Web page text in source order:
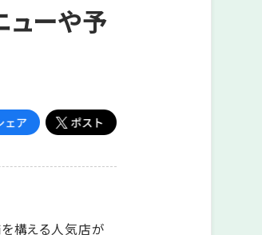
ーや予
構える人気店が